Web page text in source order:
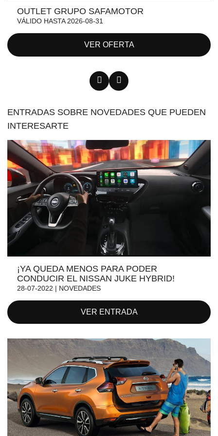
OUTLET GRUPO SAFAMOTOR
VÁLIDO HASTA 2026-08-31
VER OFERTA
ENTRADAS SOBRE NOVEDADES QUE PUEDEN
INTERESARTE
¡YA QUEDA MENOS PARA PODER
CONDUCIR EL NISSAN JUKE HYBRID!
28-07-2022 | NOVEDADES
VER ENTRADA